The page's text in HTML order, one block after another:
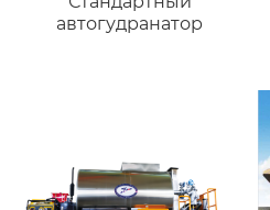
автогудранатор